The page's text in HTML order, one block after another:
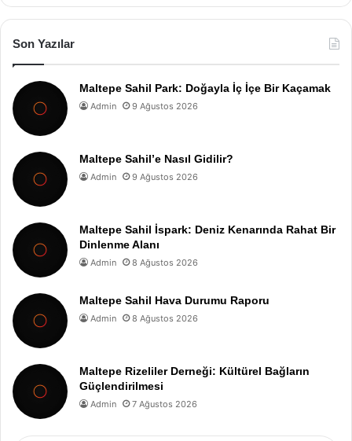
Son Yazılar
Maltepe Sahil Park: Doğayla İç İçe Bir Kaçamak
Admin 9 Ağustos 2026
Maltepe Sahil’e Nasıl Gidilir?
Admin 9 Ağustos 2026
Maltepe Sahil İspark: Deniz Kenarında Rahat Bir
Dinlenme Alanı
Admin 8 Ağustos 2026
Maltepe Sahil Hava Durumu Raporu
Admin 8 Ağustos 2026
Maltepe Rizeliler Derneği: Kültürel Bağların
Güçlendirilmesi
Admin 7 Ağustos 2026